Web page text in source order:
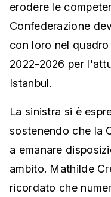
erodere le
Confederazione
con loro nel
2022-2026 per
Istanbul.
La sinistra si è
sostenendo che la
a emanare
ambito. Mathilde
ricordato che